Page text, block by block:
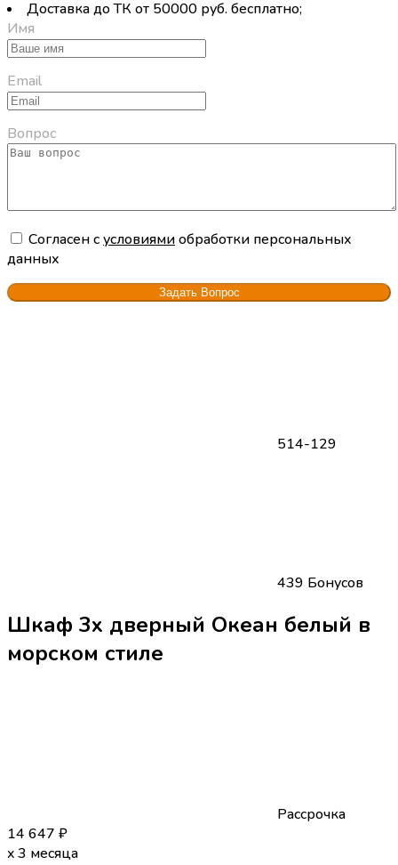
Доставка до ТК от 50000 руб. бесплатно;
Имя
Email
Вопрос
Cогласен сусловиямиобработки персональных
данных
514-129
439 Бонусов
Шкаф 3х дверный Океан белый в
морском стиле
Рассрочка
14 647 ₽
x 3 месяца